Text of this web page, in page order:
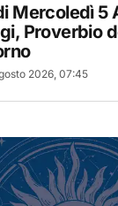
Mercoledì 5
Proverbio
2026, 07:45